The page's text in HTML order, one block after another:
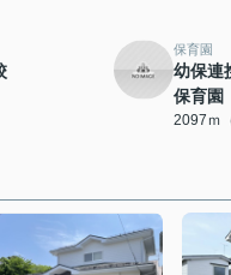
保育園
幼保連
保育園
2097ｍ